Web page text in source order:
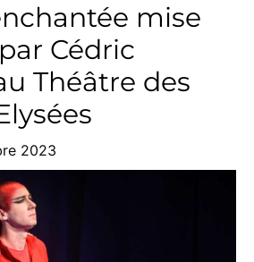
mise
Cédric
Théâtre des
2023